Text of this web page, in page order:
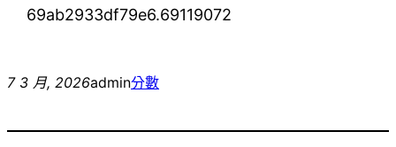
69ab2933df79e6.69119072
7 3 月, 2026admin分數